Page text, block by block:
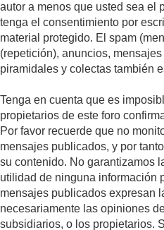
autor a menos que usted sea el
tenga el consentimiento por
material protegido. El spam
(repetición), anuncios,
piramidales y colectas también
Tenga en cuenta que es
propietarios de este foro
Por favor recuerde que no
mensajes publicados, y por
su contenido. No garantizamos
utilidad de ninguna información
mensajes publicados expresan
necesariamente las opiniones
subsidiarios, o los propietarios.